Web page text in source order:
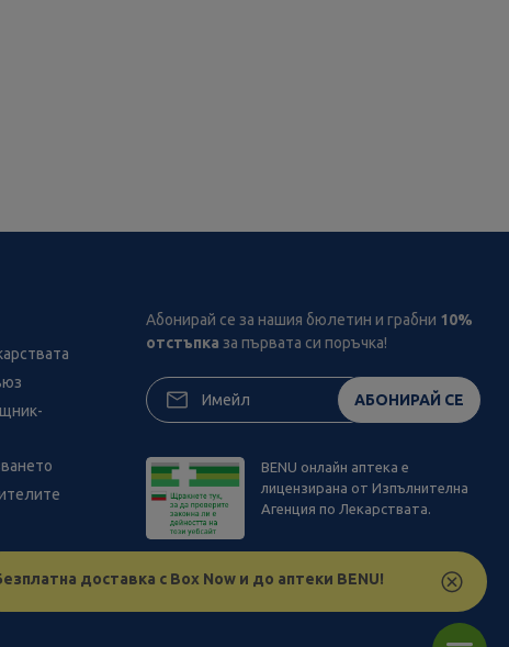
доставка с Box Now и до аптеки BENU!
Абонирай се за нашия бюлетин и грабни 10%
отстъпка за първата си поръчка!
АБОНИРАЙ СЕ
BENU онлайн аптека е
лицензирана от Изпълнителна
Агенция по Лекарствата.